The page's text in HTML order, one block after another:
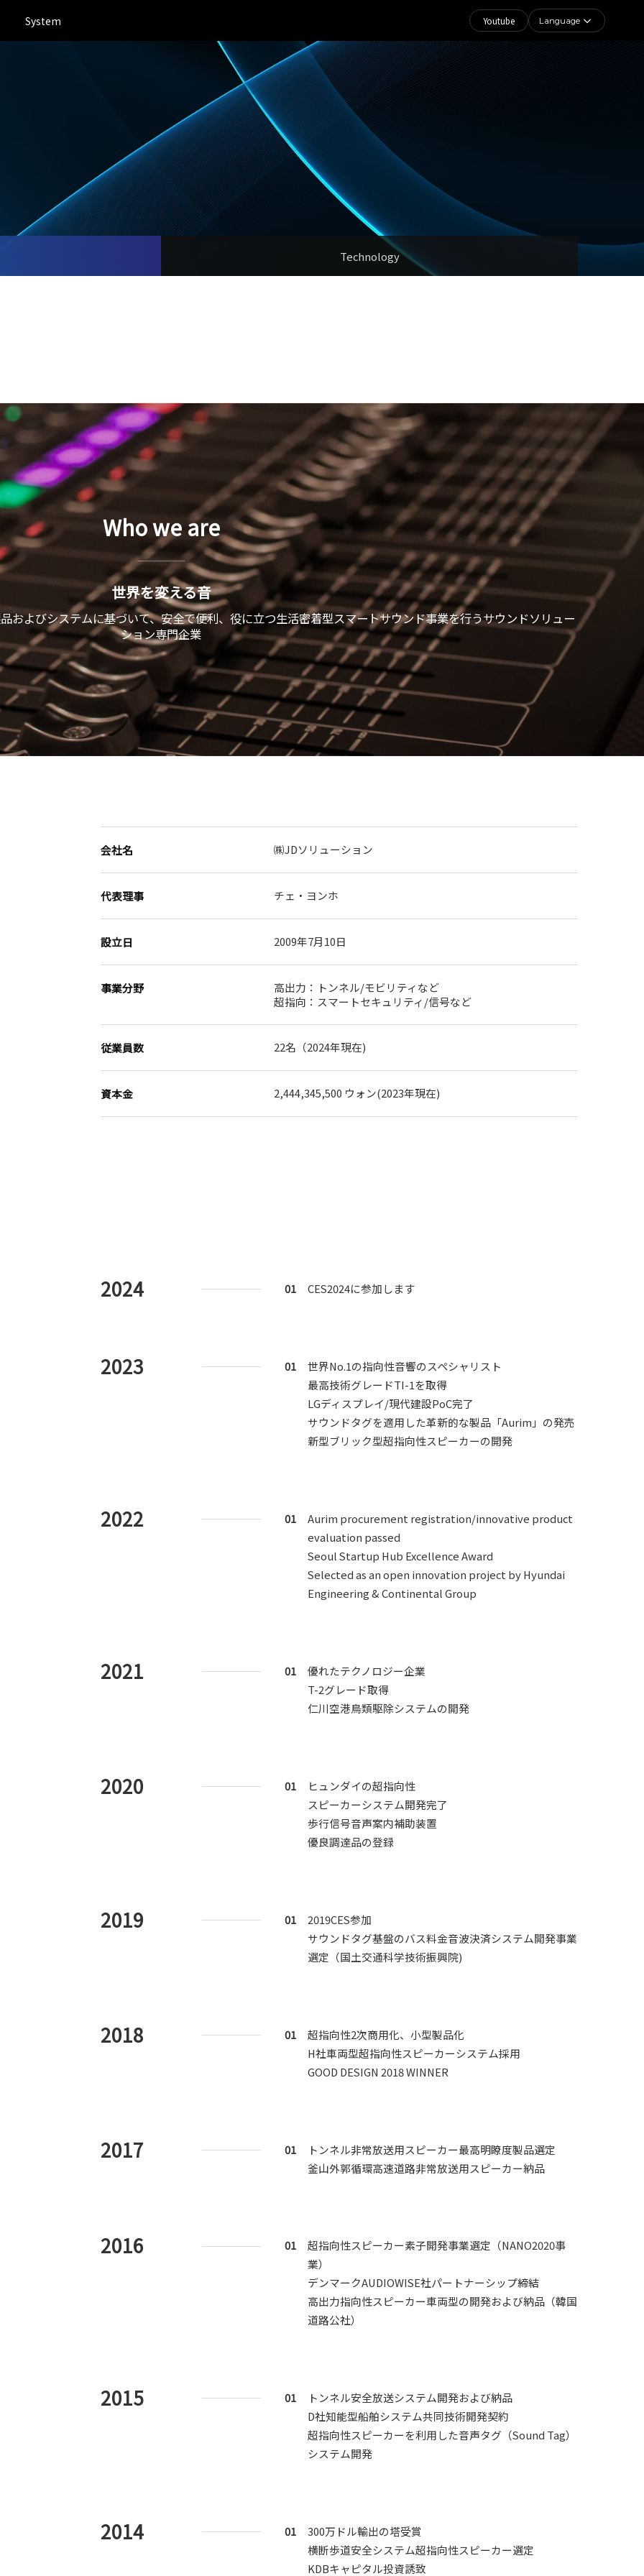
System Youtube Language
Technology
Who we are
世界を変える音
およびシステムに基づいて、安全で便利、役に立つ生活密着型スマートサウンド事業を行うサウンドソリュー
ション専門企業
会社名 ㈱JDソリューション
代表理事 チェ・ヨンホ
設立日 2009年7月10日
事業分野
高出力：トンネル/モビリティなど
超指向：スマートセキュリティ/信号など
従業員数 22名（2024年現在)
資本金 2,444,345,500 ウォン(2023年現在)
2024 01 CES2024に参加します
2023 01
世界No.1の指向性音響のスペシャリスト
最高技術グレードTI-1を取得
LGディスプレイ/現代建設PoC完了
サウンドタグを適用した革新的な製品「Aurim」の発売
新型ブリック型超指向性スピーカーの開発
2022 01
Aurim procurement registration/innovative product
evaluation passed
Seoul Startup Hub Excellence Award
Selected as an open innovation project by Hyundai
Engineering & Continental Group
2021 01
優れたテクノロジー企業
T-2グレード取得
仁川空港鳥類駆除システムの開発
2020 01
ヒュンダイの超指向性
スピーカーシステム開発完了
歩行信号音声案内補助装置
優良調達品の登録
2019 01
2019CES参加
サウンドタグ基盤のバス料金音波決済システム開発事業
選定（国土交通科学技術振興院)
2018 01
超指向性2次商用化、小型製品化
H社車両型超指向性スピーカーシステム採用
GOOD DESIGN 2018 WINNER
2017 01
トンネル非常放送用スピーカー最高明瞭度製品選定
釜山外郭循環高速道路非常放送用スピーカー納品
2016 01
超指向性スピーカー素子開発事業選定（NANO2020事
業）
デンマークAUDIOWISE社パートナーシップ締結
高出力指向性スピーカー車両型の開発および納品（韓国
道路公社）
2015 01
トンネル安全放送システム開発および納品
D社知能型船舶システム共同技術開発契約
超指向性スピーカーを利用した音声タグ（Sound Tag）
システム開発
2014 01
300万ドル輸出の塔受賞
横断歩道安全システム超指向性スピーカー選定
KDBキャピタル投資誘致